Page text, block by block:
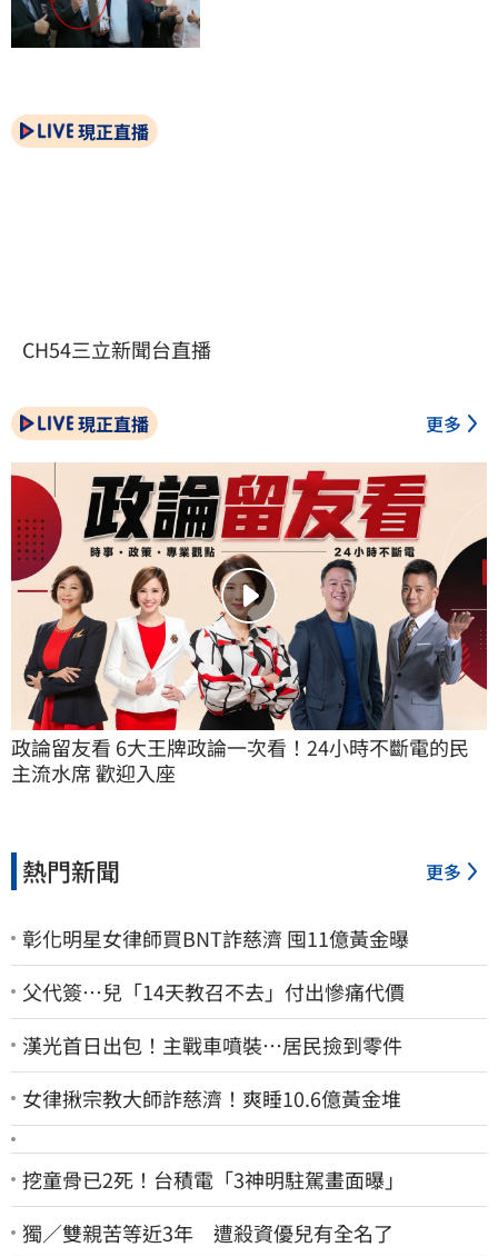
現正直播
CH54三立新聞台直播
現正直播 更多
政論留友看 6大王牌政論一次看！24小時不斷電的民
主流水席 歡迎入座
熱門新聞 更多
彰化明星女律師買BNT詐慈濟 囤11億黃金曝
父代簽…兒「14天教召不去」付出慘痛代價
漢光首日出包！主戰車噴裝…居民撿到零件
女律揪宗教大師詐慈濟！爽睡10.6億黃金堆
挖童骨已2死！台積電「3神明駐駕畫面曝」
獨／雙親苦等近3年 遭殺資優兒有全名了